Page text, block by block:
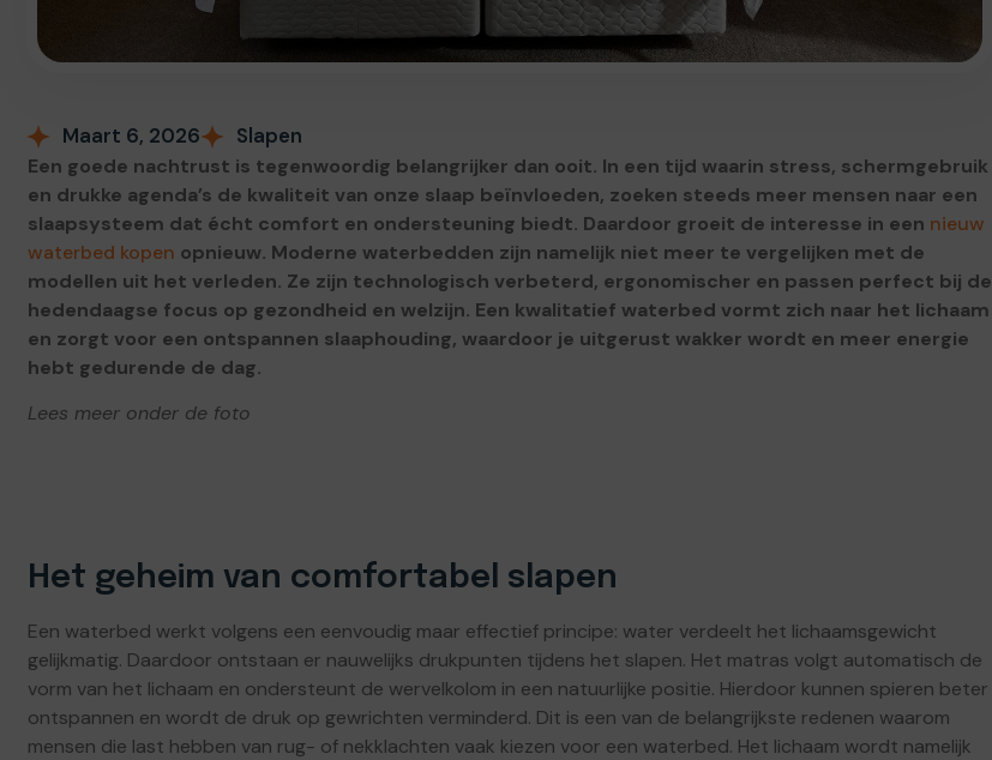
Maart 6, 2026 Slapen
Een goede nachtrust is tegenwoordig belangrijker dan ooit. In een tijd waarin stress, schermgebruik
en drukke agenda’s de kwaliteit van onze slaap beïnvloeden, zoeken steeds meer mensen naar een
slaapsysteem dat écht comfort en ondersteuning biedt. Daardoor groeit de interesse in een nieuw
waterbed kopen opnieuw. Moderne waterbedden zijn namelijk niet meer te vergelijken met de
modellen uit het verleden. Ze zijn technologisch verbeterd, ergonomischer en passen perfect bij de
hedendaagse focus op gezondheid en welzijn. Een kwalitatief waterbed vormt zich naar het lichaam
en zorgt voor een ontspannen slaaphouding, waardoor je uitgerust wakker wordt en meer energie
hebt gedurende de dag.
Lees meer onder de foto
Het geheim van comfortabel slapen
Een waterbed werkt volgens een eenvoudig maar effectief principe: water verdeelt het lichaamsgewicht
gelijkmatig. Daardoor ontstaan er nauwelijks drukpunten tijdens het slapen. Het matras volgt automatisch de
vorm van het lichaam en ondersteunt de wervelkolom in een natuurlijke positie. Hierdoor kunnen spieren beter
ontspannen en wordt de druk op gewrichten verminderd. Dit is een van de belangrijkste redenen waarom
mensen die last hebben van rug- of nekklachten vaak kiezen voor een waterbed. Het lichaam wordt namelijk